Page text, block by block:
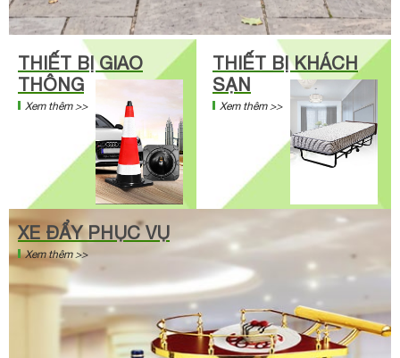
THIẾT BỊ GIAO
THÔNG
Xem thêm >>
THIẾT BỊ KHÁCH
SẠN
Xem thêm >>
XE ĐẨY PHỤC VỤ
Xem thêm >>